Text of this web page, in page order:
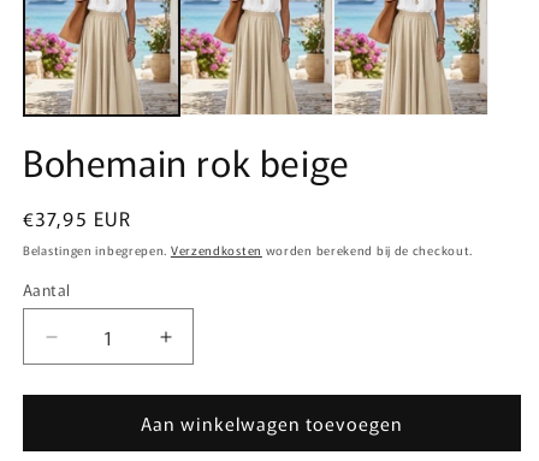
modaal
Bohemain rok beige
Normale
prijs
€37,95 EUR
Belastingen inbegrepen. Verzendkosten worden berekend bij de checkout.
Aantal
Aantal
Aantal
verlagen
voor
Bohemain
rok
Aantal
verhogen
voor
Bohemain
rok
Aan winkelwagen toevoegen